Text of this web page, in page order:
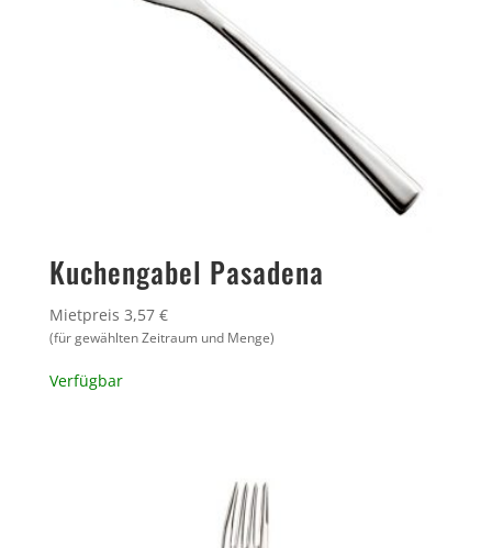
Kuchengabel Pasadena
Mietpreis 3,57 €
(für gewählten Zeitraum und Menge)
Verfügbar